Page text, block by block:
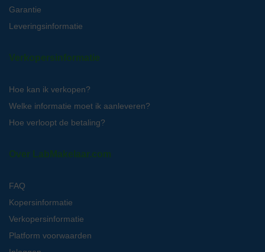
Garantie
Leveringsinformatie
Verkopersinformatie
Hoe kan ik verkopen?
Welke informatie moet ik aanleveren?
Hoe verloopt de betaling?
Over LabMakelaar.com
FAQ
Kopersinformatie
Verkopersinformatie
Platform voorwaarden